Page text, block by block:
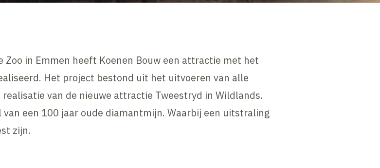
in Emmen heeft Koenen Bouw een attractie met het
Het project bestond uit het uitvoeren van alle
van de nieuwe attractie Tweestryd in Wildlands.
een 100 jaar oude diamantmijn. Waarbij een uitstraling
zijn.